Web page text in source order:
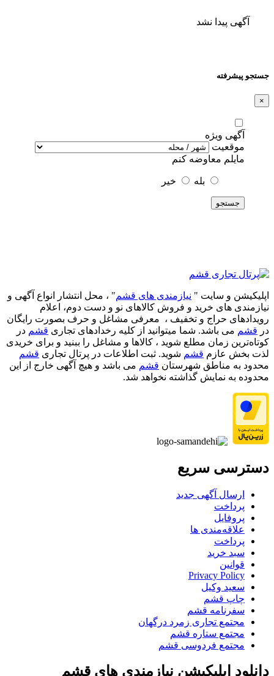
آگهی پیدا نشد
جستجو پیشرفته
×
آگهی ویژه
موقعیت
مایلم معاوضه کنم
بله خیر
جستجو
اپلیکیشن و سایت " نیازمندی های قشم" ، محل انتشار انواع آگهی و
نیازمندی های خرید و فروش کالاهای نو و دست‌ دوم، اعلام
رویدادهای حراج و تخفیف ، معرفی مشاغل و حرف بصورت رایگان
در قشم می باشد. شما میتوانید از کلیه رخدادهای تجاری قشم در
کوتاه‌ترین زمان مطلع شوید ، کالاها و مشاغل را ببنید و برای خریدی
لذت بخش عازم قشم شوید. ثبت اطلاعات در پرتال تجاری قشم
محدود به مناطق شهرستان قشم می باشد و هیچ آگهی خارج از این
محدوده به نمایش گذاشته نخواهد شد.
دسترسی سریع
ارسال آگهی جدید
پرداخت
پروفایل
علاقه‌مندی ها
پرداخت
سبد خرید
قوانین
Privacy Policy
سعید وکیل
چاپ قشم
سفرنامه قشم
مجتمع تجاری زمرد درگهان
مجتمع ستاره قشم
مجتمع فردوسی قشم
دانلود اپلیکیشن نیازمندی های قشم